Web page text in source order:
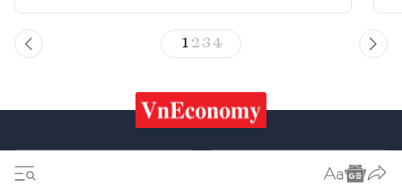
1 23 4
Tiêu & Dùng